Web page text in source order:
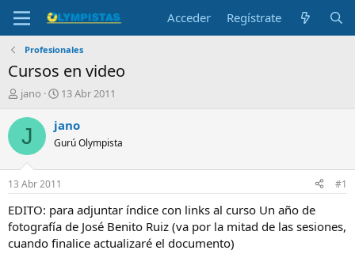
Acceder Regístrate
Profesionales
Cursos en video
I
i
a
d
o
r
d
e
l
jano
F
c
a
i
n
c
i
13 Abr 2011
J jano
Gurú Olympista
13 Abr 2011 #1
EDITO: para adjuntar índice con links al curso Un año de
fotografía de José Benito Ruiz (va por la mitad de las sesiones,
cuando finalice actualizaré el documento)